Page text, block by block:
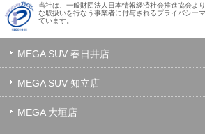
当社は、一般財団法人日本情報経済社会推進協会よ
な取扱いを行なう事業者に付与されるプライバシー
ています。
MEGA SUV 春日井店
MEGA SUV 知立店
MEGA 大垣店